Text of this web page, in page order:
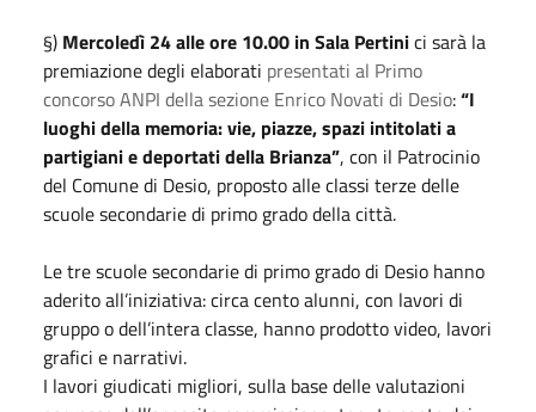
§) Mercoledì 24 alle ore 10.00 in Sala Pertinici sarà la
premiazione degli elaborati presentati al Primo
concorso ANPI della sezione Enrico Novati di Desio:“I
luoghi della memoria: vie, piazze, spazi intitolati a
partigiani e deportati della Brianza”, con il Patrocinio
del Comune di Desio, proposto alle classi terze delle
scuole secondarie di primo grado della città.
Le tre scuole secondarie di primo grado di Desio hanno
aderito all’iniziativa: circa cento alunni, con lavori di
gruppo o dell’intera classe, hanno prodotto video, lavori
grafici e narrativi.
I lavori giudicati migliori, sulla base delle valutazioni